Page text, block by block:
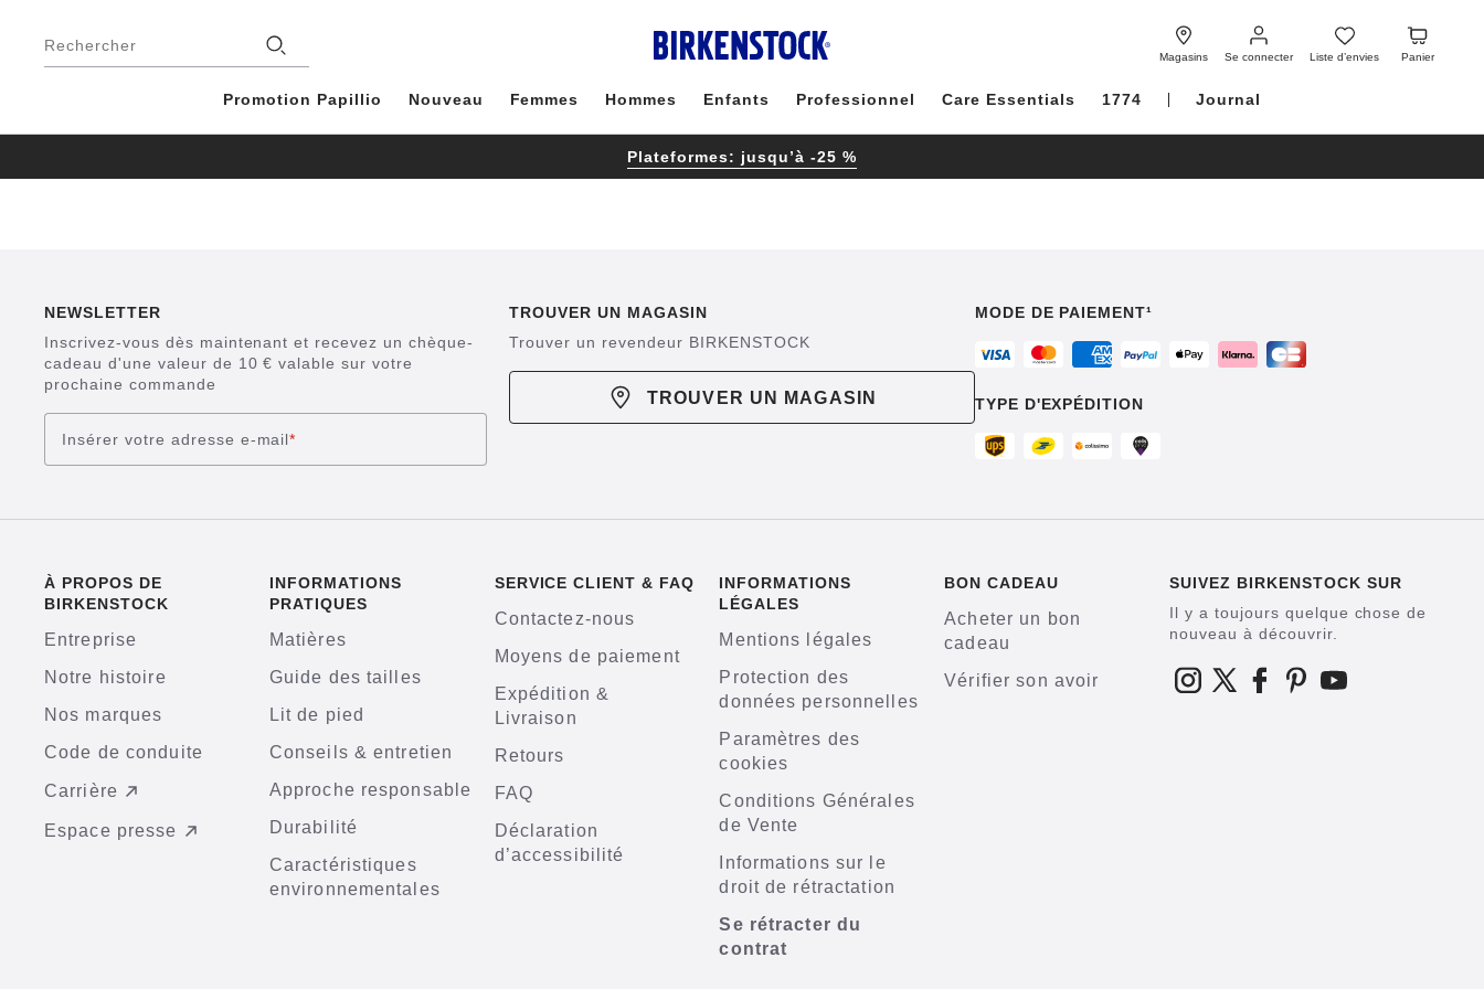
Rechercher
Magasins Se connecter
connecter
Liste d’envies
Liste
d’envies
Panier
Panier
Promotion Papillio Nouveau Femmes Hommes Enfants Professionnel Care Essentials 1774 Journal
Plateformes: jusqu’à -25 %
NEWSLETTER
Inscrivez-vous dès maintenant et recevez un chèque-
cadeau d'une valeur de 10 € valable sur votre
prochaine commande
Insérer votre adresse e-mail*
TROUVER UN MAGASIN
Trouver un revendeur BIRKENSTOCK
TROUVER UN MAGASIN
MODE DE PAIEMENT¹
TYPE D'EXPÉDITION
À PROPOS DE
BIRKENSTOCK
Entreprise
Notre histoire
Nos marques
Code de conduite
Carrière
Espace presse
INFORMATIONS
PRATIQUES
Matières
Guide des tailles
Lit de pied
Conseils & entretien
Approche responsable
Durabilité
Caractéristiques
environnementales
SERVICE CLIENT & FAQ
Contactez-nous
Moyens de paiement
Expédition &
Livraison
Retours
FAQ
Déclaration
d’accessibilité
INFORMATIONS
LÉGALES
Mentions légales
Protection des
données personnelles
Paramètres des
cookies
Conditions Générales
de Vente
Informations sur le
droit de rétractation
Se rétracter du
contrat
BON CADEAU
Acheter un bon
cadeau
Vérifier son avoir
SUIVEZ BIRKENSTOCK SUR
Il y a toujours quelque chose de
nouveau à découvrir.